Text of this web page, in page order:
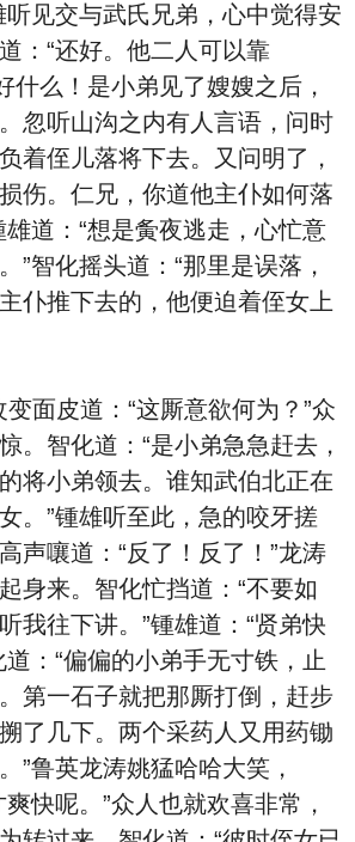
听见交与武氏兄弟，心中觉得安
：“还好。他二人可以靠
什么！是小弟见了嫂嫂之后，
忽听山沟之内有人言语，问时
着侄儿落将下去。又问明了，
伤。仁兄，你道他主仆如何落
雄道：“想是夤夜逃走，心忙意
”智化摇头道：“那里是误落，
仆推下去的，他便迫着侄女上
皮道：“这厮意欲何为？”众
。智化道：“是小弟急急赶去，
将小弟领去。谁知武伯北正在
。”锺雄听至此，急的咬牙搓
声嚷道：“反了！反了！”龙涛
身来。智化忙挡道：“不要如
我往下讲。”锺雄道：“贤弟快
：“偏偏的小弟手无寸铁，止
第一石子就把那厮打倒，赶步
了几下。两个采药人又用药锄
”鲁英龙涛姚猛哈哈大笑，
快呢。”众人也就欢喜非常，